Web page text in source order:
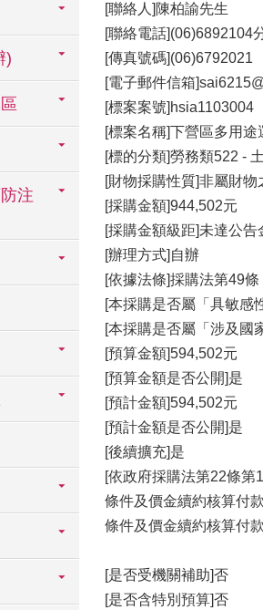
)
注
[聯絡人]陳柏諭先生
[聯絡電話](06)6892104
[傳真號碼](06)6792021
[電子郵件信箱
[標案案號]hsia1103004
[標案名稱]下營區多用
[標的分類]勞務類522 -
[財物採購性質]非屬財物
[採購金額]944,502元
[採購金額級距]未達公告
[辦理方式]自辦
[依據法條]採購法第49條
[本採購是否屬「具敏感
[本採購是否屬「涉及國
[預算金額]594,502元
[預算金額是否公開]是
[預計金額]594,502元
[預計金額是否公開]是
[後續擴充]是
[依政府採購法第22條
條件及價金續約核算付
條件及價金續約核算付
[是否受機關補助]否
[是否含特別預算]否